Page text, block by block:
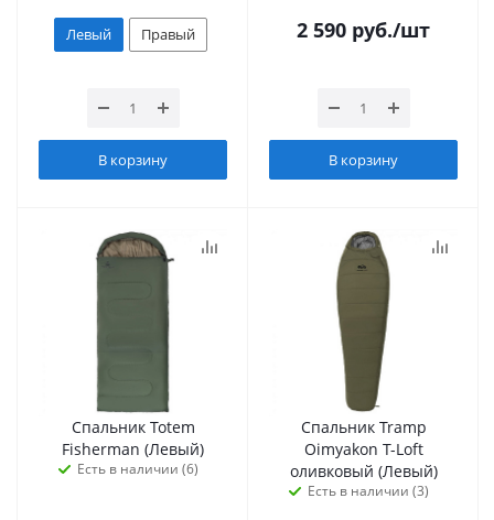
Левый Правый
В корзину
2 590 руб./шт
В корзину
Спальник Totem
Fisherman (Левый)
Есть в наличии (6)
Спальник Tramp
Oimyakon T-Loft
оливковый (Левый)
Есть в наличии (3)